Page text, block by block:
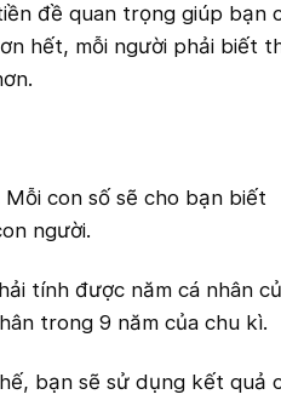
đề quan trọng giúp bạn
hết, mỗi người phải biết
con số sẽ cho bạn biết
người.
tính được năm cá nhân
trong 9 năm của chu kì.
bạn sẽ sử dụng kết quả